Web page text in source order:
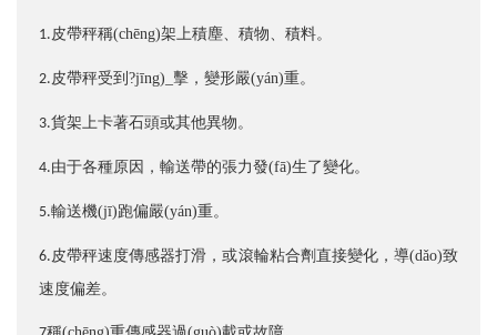
1.皮帶秤稱(chēng)架上積塵、積物、積料。
2.皮帶秤受到?jīng)_擊，變形嚴(yán)重。
3.貨架上卡著石頭或其他異物。
4.由于各種原因，輸送帶的張力發(fā)生了變化。
5.輸送機(jī)跑偏嚴(yán)重。
6.皮帶秤速度傳感器打滑，或滾輪粘合劑直接變化，導(dǎo)致
速度偏差。